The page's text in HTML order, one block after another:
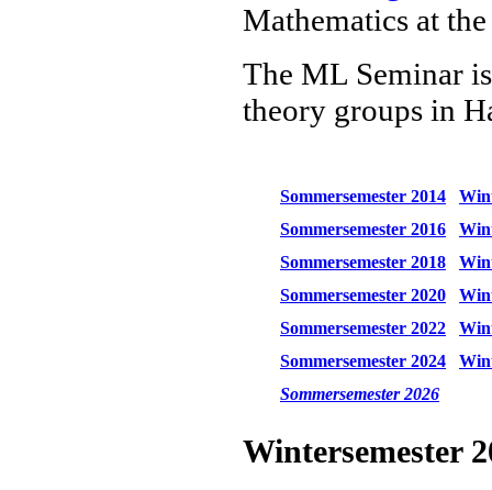
Mathematics at
The ML Seminar
theory groups in
Sommersemester 2014
Sommersemester 2016
Sommersemester 2018
Sommersemester 2020
Sommersemester 2022
Sommersemester 2024
Sommersemester 2026
Wintersemester